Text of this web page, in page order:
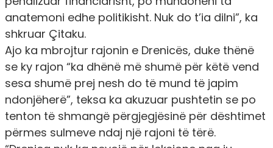
anatemoni edhe politikisht. Nuk do t’ia dilni”, ka
shkruar Çitaku.
Ajo ka mbrojtur rajonin e Drenicës, duke thënë
se ky rajon “ka dhënë më shumë për këtë vend
sesa shumë prej nesh do të mund të japim
ndonjëherë”, teksa ka akuzuar pushtetin se po
tenton të shmangë përgjegjësinë për dështimet
përmes sulmeve ndaj një rajoni të tërë.